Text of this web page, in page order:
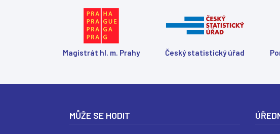
Magistrát hl. m. Prahy Český statistický úřad
MŮŽE SE HODIT